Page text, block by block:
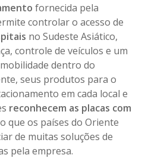
fornecida pela
controlar o acesso de
no Sudeste Asiático,
controle de veículos e um
dentro do
seus produtos para o
em cada local e
reconhecem as placas com
que os países do Oriente
de muitas soluções de
pela empresa.